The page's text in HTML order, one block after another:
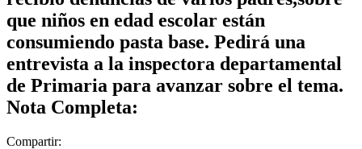
que niños en edad escolar están
consumiendo pasta base. Pedirá una
entrevista a la inspectora departamental
de Primaria para avanzar sobre el tema.
Nota Completa:
Compartir: